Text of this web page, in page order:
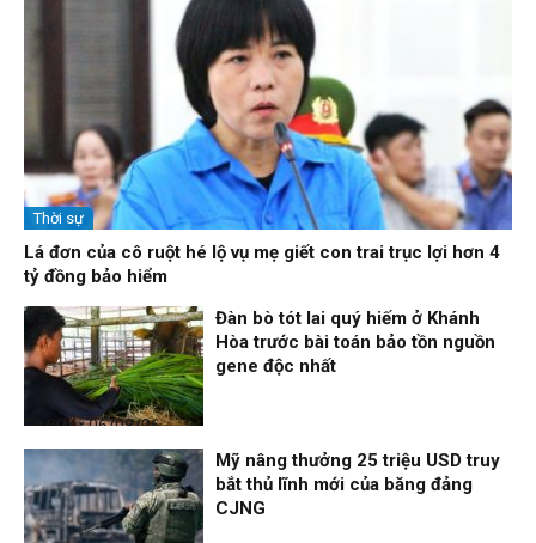
Thời sự
Lá đơn của cô ruột hé lộ vụ mẹ giết con trai trục lợi hơn 4
tỷ đồng bảo hiểm
Thời sự
06/08/26, 19:09
Đàn bò tót lai quý hiếm ở Khánh
Hòa trước bài toán bảo tồn nguồn
gene độc nhất
Mỹ nâng thưởng 25 triệu USD truy
bắt thủ lĩnh mới của băng đảng
CJNG